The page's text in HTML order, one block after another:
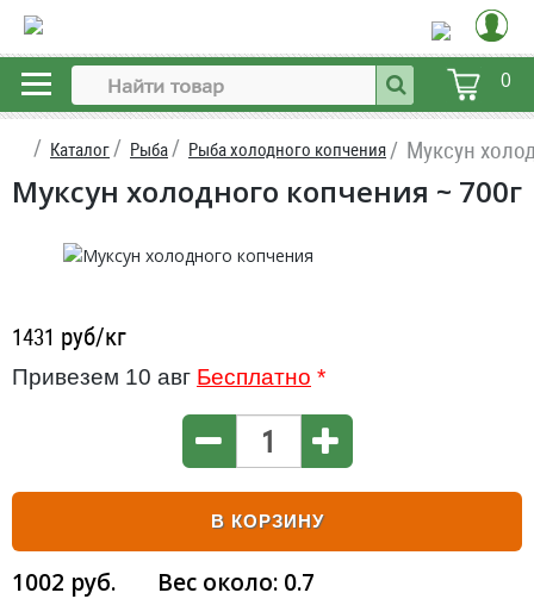
0
Каталог Рыба Рыба холодного копчения Муксун
Муксун холодного копчения ~ 700г
1431 руб/кг
Привезем 10 авг Бесплатно *
В КОРЗИНУ
1002 руб. Вес около: 0.7